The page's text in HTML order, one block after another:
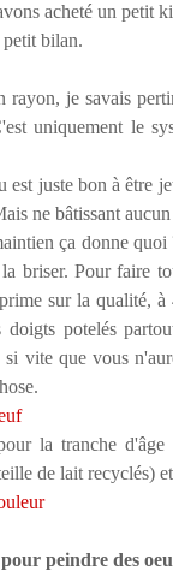
acheté un petit
bilan.
rayon, je savais
uniquement le
est juste bon à être
ne bâtissant
ça donne
briser. Pour faire
sur la qualité,
doigts potelés
vite que vous
la tranche d'âge
de lait recyclés)
peindre des